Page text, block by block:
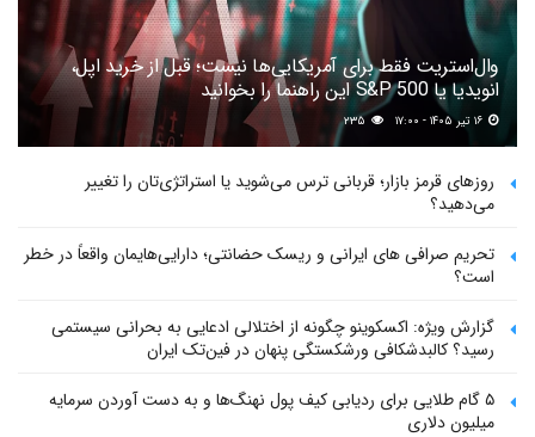
وال‌استریت فقط برای آمریکایی‌ها نیست؛ قبل از خرید اپل،
انویدیا یا S&P 500 این راهنما را بخوانید
۲۳۵
روزهای قرمز بازار؛ قربانی ترس می‌شوید یا استراتژی‌تان را تغییر
می‌دهید؟
تحریم صرافی های ایرانی و ریسک حضانتی؛ دارایی‌هایمان واقعاً در خطر
است؟
گزارش ویژه: اکسکوینو چگونه از اختلالی ادعایی به بحرانی سیستمی
رسید؟ کالبدشکافی ورشکستگی پنهان در فین‌تک ایران
۵ گام طلایی برای ردیابی کیف پول‌ نهنگ‌ها و به دست آوردن سرمایه
میلیون دلاری